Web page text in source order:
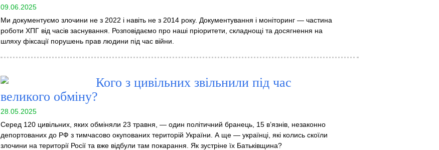
09.06.2025
Ми документуємо злочини не з 2022 і навіть не з 2014 року. Документування і моніторинг — частина
роботи ХПГ від часів заснування. Розповідаємо про наші пріоритети, складнощі та досягнення на
шляху фіксації порушень прав людини під час війни.
Кого з цивільних звільнили під час
великого обміну?
28.05.2025
Серед 120 цивільних, яких обміняли 23 травня, — один політичний бранець, 15 в’язнів, незаконно
депортованих до РФ з тимчасово окупованих територій України. А ще — українці, які колись скоїли
злочини на території Росії та вже відбули там покарання. Як зустріне їх Батьківщина?